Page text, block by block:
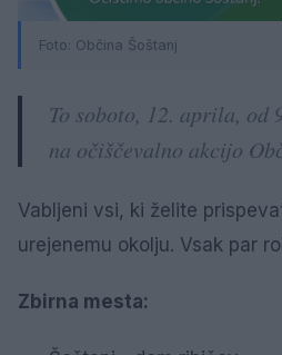
Foto: Občina Šoštanj
To soboto, 12. aprila, od
na očiščevalno akcijo
Vabljeni vsi, ki želite
urejenemu okolju. Vsak par
Zbirna mesta: